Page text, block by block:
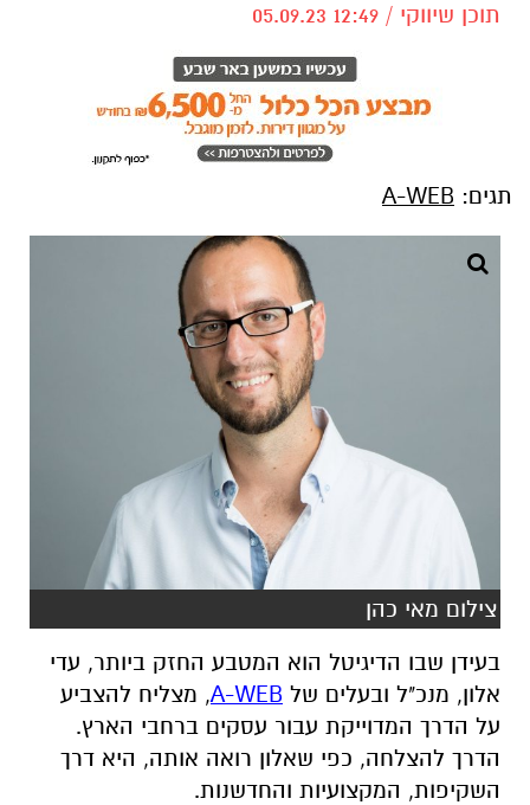
תוכן שיווקי / 12:49 05.09.23
תגים: A-WEB
צילום מאי כהן
בעידן שבו הדיגיטל הוא המטבע החזק ביותר, עדי
אלון, מנכ"ל ובעלים של A-WEB, מצליח להצביע
על הדרך המדוייקת עבור עסקים ברחבי הארץ.
הדרך להצלחה, כפי שאלון רואה אותה, היא דרך
השקיפות, המקצועיות והחדשנות.